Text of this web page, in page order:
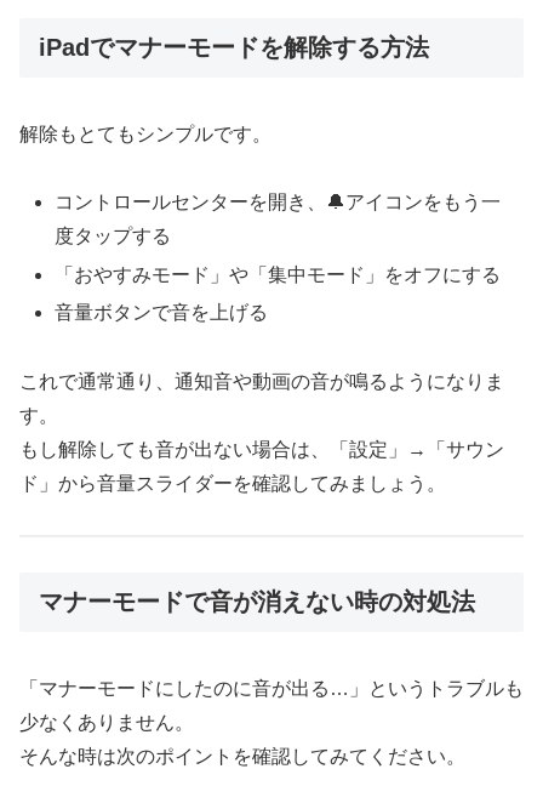
iPadでマナーモードを解除する方法
解除もとてもシンプルです。
コントロールセンターを開き、🔔アイコンをもう一
度タップする
「おやすみモード」や「集中モード」をオフにする
音量ボタンで音を上げる
これで通常通り、通知音や動画の音が鳴るようになりま
す。
もし解除しても音が出ない場合は、「設定」→「サウン
ド」から音量スライダーを確認してみましょう。
マナーモードで音が消えない時の対処法
「マナーモードにしたのに音が出る…」というトラブルも
少なくありません。
そんな時は次のポイントを確認してみてください。